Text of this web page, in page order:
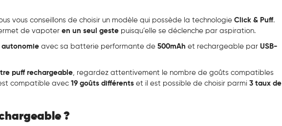
vous conseillons de choisir un modèle qui possède la technologieClick & Puff.
de vapoteren un seul geste puisqu’elle se déclenche par aspiration.
autonomieavec sa batterie performante de 500mAh et rechargeable parUSB-
puff rechargeable , regardez attentivement le nombre de goûts compatibles
est compatible avec19 goûts différents et il est possible de choisir parmi3 taux de
?